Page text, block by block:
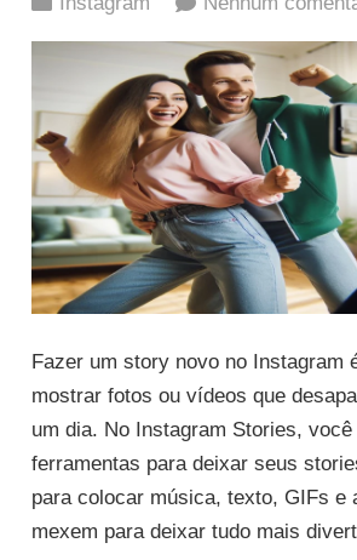
Fazer um story novo no Instagram
mostrar fotos ou vídeos que
um dia. No Instagram Stories,
ferramentas para deixar seus
para colocar música, texto, GIFs e
mexem para deixar tudo mais